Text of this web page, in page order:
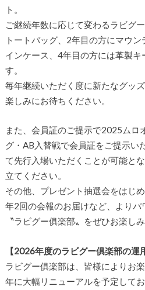
ト。
ご継続年数に応じて変わるラビグ
トートバッグ、2年目の方にマウ
インケース、4年目の方には革製キ
す。
毎年継続いただく度に新たなグッ
楽しみにお待ちください。
また、会員証のご提示で2025ムロ
グ・AB入替戦で会員証をご提示い
て先行入場いただくことが可能と
立てください。
その他、プレゼント抽選会をはじ
年2回の会報のお届けなど、より
〝ラビグー俱楽部〟をぜひお楽しみ
【2026年度のラビグー俱楽部の運
ラビグー俱楽部は、皆様によりお
年に大幅リニューアルを予定して